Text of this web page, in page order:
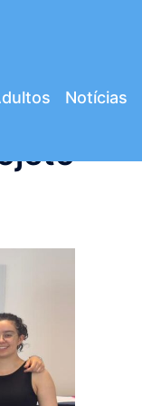
Notícias